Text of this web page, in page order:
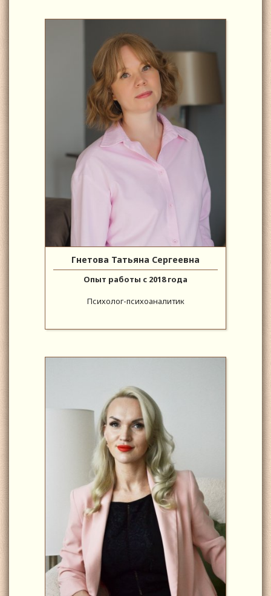
Гнетова Татьяна Сергеевна
Опыт работы с 2018 года
Психолог-психоаналитик